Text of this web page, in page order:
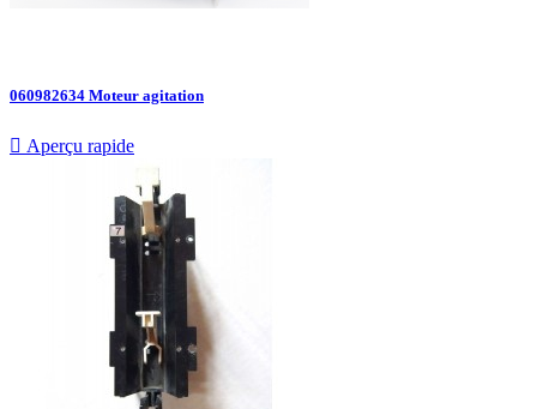
060982634 Moteur agitation
 Aperçu rapide